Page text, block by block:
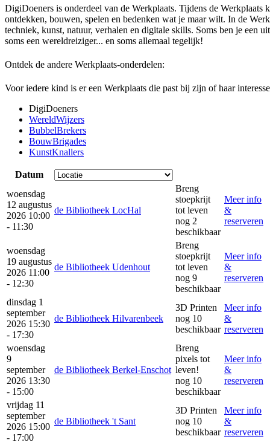
DigiDoeners is onderdeel van de Werkplaats. Tijdens de Werkplaats
ontdekken, bouwen, spelen en bedenken wat je maar wilt. In de
techniek, kunst, natuur, verhalen en digitale skills. Soms ben je een
soms een wereldreiziger... en soms allemaal tegelijk!
Ontdek de andere Werkplaats-onderdelen:
Voor iedere kind is er een Werkplaats die past bij zijn of haar
DigiDoeners
WereldWijzers
BubbelBrekers
BouwBrigades
KunstKnallers
Datum
woensdag
12 augustus
2026 10:00
- 11:30
de Bibliotheek LocHal
Breng
stoepkrijt
tot leven
nog 2
beschikbaar
Meer info
&
reserveren
woensdag
19 augustus
2026 11:00
- 12:30
de Bibliotheek Udenhout
Breng
stoepkrijt
tot leven
nog 9
beschikbaar
Meer info
&
reserveren
dinsdag 1
september
2026 15:30
- 17:30
de Bibliotheek Hilvarenbeek
3D Printen
nog 10
beschikbaar
Meer info
&
reserveren
woensdag
9
september
2026 13:30
- 15:00
de Bibliotheek Berkel-Enschot
Breng
pixels tot
leven!
nog 10
beschikbaar
Meer info
&
reserveren
vrijdag 11
september
2026 15:00
- 17:00
de Bibliotheek 't Sant
3D Printen
nog 10
beschikbaar
Meer info
&
reserveren